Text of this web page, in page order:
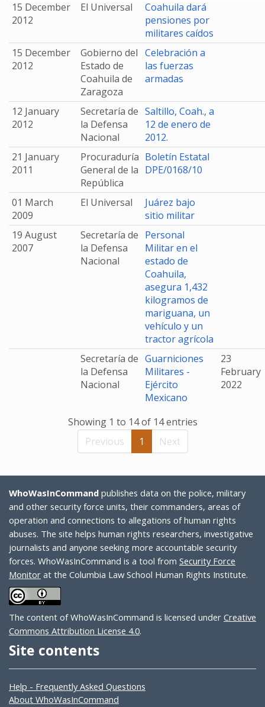
15 December
2012
El Universal
Coahuila dará
pensiones por
militares caídos
15 December
2012
Gobierno del
Estado de
Coahuila de
Zaragoza
Celebración a
las fuerzas
armadas
12 January
2012
Secretaría de
la Defensa
Nacional
Saltillo, Coah., a
12 de enero de
2012.
21 January
2011
Procuraduría
General de la
República
Boletín Estatal
DPE/0168/10
01 March
2009
El Universal
Juárez bajo
sitio militar
19 August
2007
Secretaría de
la Defensa
Nacional
Personal
Militar en el
estado de
Coahuila,
asegura 1,432
kilogramos de
mariguana, un
vehículo y un
tractor agrícola
Secretaría de
la Defensa
Nacional
Guarniciones
Militares -
Ejército
Mexicano
23
February
2022
Showing 1 to 14 of 14 entries
Previous
1 Next
WhoWasInCommand publishes data on the police, military
and other security force units, their commanders, areas of
operation and connections to allegations of human rights
abuses. The site helps human rights researchers, investigative
journalists and anyone seeking more accountable security
forces. WhoWasInCommand is a tool from Security Force
Monitor at the Columbia Law School Human Rights Institute.
The content of WhoWasInCommand is licensed under Creative
Commons Attribution License 4.0.
Site contents
Help - Frequently Asked Questions
About WhoWasInCommand